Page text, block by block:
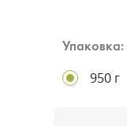
Упаковка:
950 г